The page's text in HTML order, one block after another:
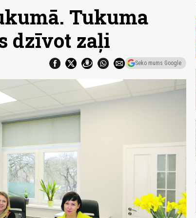
Tukuma
dzīvot zaļi
Seko mums Google